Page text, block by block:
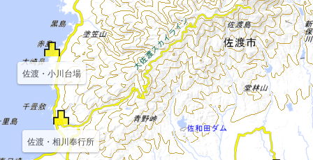
佐渡・小川台場
佐渡・相川奉行所